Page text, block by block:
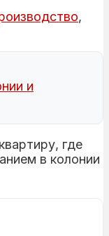
,
и
где
в колонии